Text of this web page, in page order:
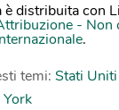
è distribuita con
- Non
.
temi: Stati